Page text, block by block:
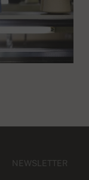
NEWSLETTER